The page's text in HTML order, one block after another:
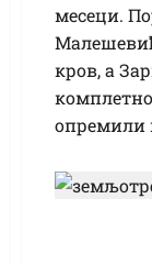
месеци.
кров, а
опремили